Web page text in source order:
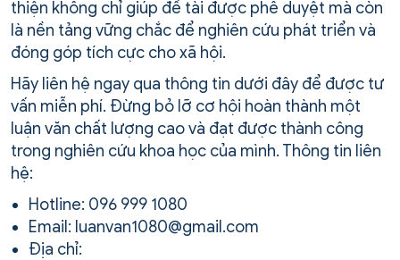
thiện không chỉ giúp đề tài được phê duyệt mà còn
là nền tảng vững chắc để nghiên cứu phát triển và
đóng góp tích cực cho xã hội.
Hãy liên hệ ngay qua thông tin dưới đây để được tư
vấn miễn phí. Đừng bỏ lỡ cơ hội hoàn thành một
luận văn chất lượng cao và đạt được thành công
trong nghiên cứu khoa học của mình. Thông tin liên
hệ:
Hotline: 096 999 1080
Email: luanvan1080@gmail.com
Địa chỉ: